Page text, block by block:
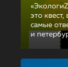
это
самые
и